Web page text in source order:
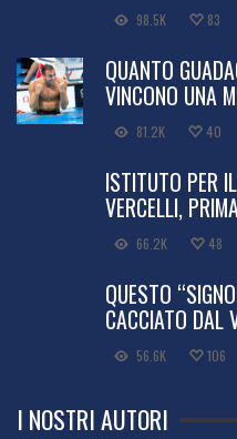
98.5K 83
QUANTO
VINCONO UNA
81.2K 40
ISTITUTO PER
VERCELLI,
66.2K 48
QUESTO
CACCIATO DAL
56.6K 106
I NOSTRI AUTORI